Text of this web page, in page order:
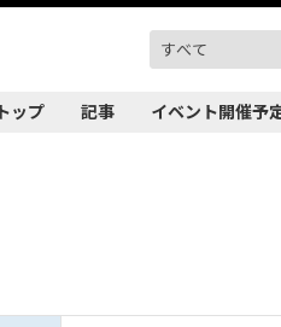
トップ 記事 イベント開催予